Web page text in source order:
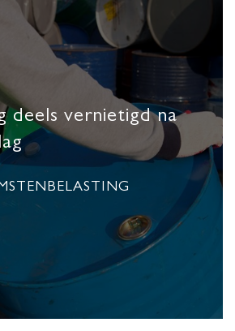
deels vernietigd na